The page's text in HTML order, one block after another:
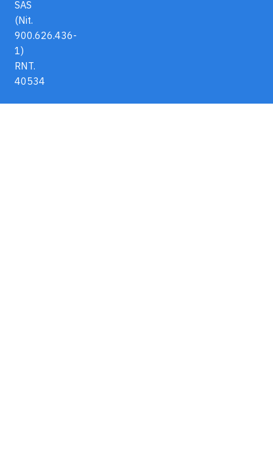
SAS
(Nit.
900.626.436-
1)
RNT.
40534